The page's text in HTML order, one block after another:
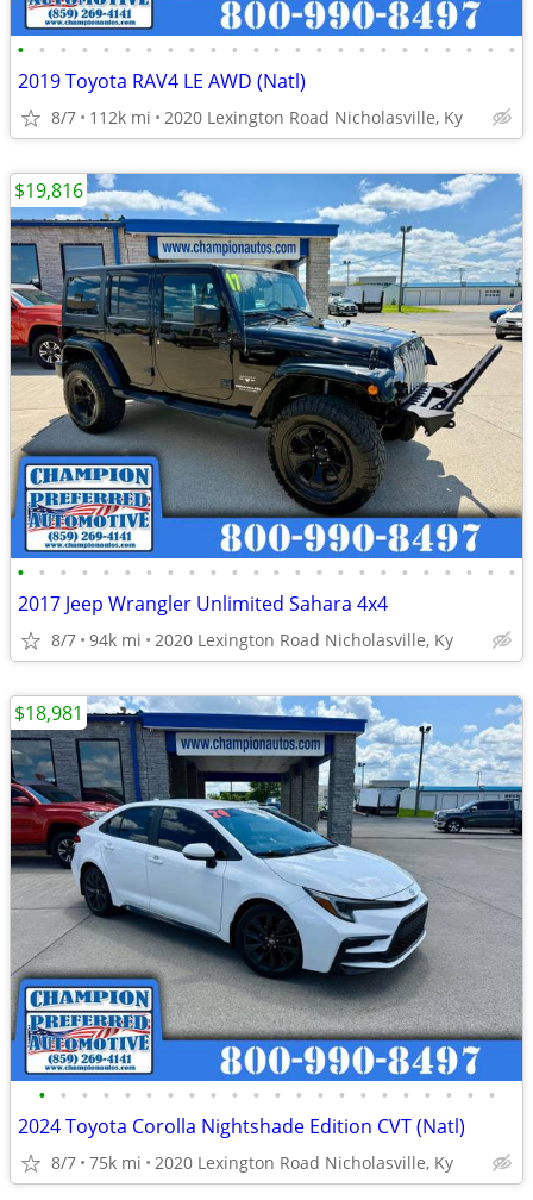
• • • • • • • • • • • • • • • • • • • • • • • •
2019 Toyota RAV4 LE AWD (Natl)
8/7 112k mi 2020 Lexington Road Nicholasville, Ky
• • • • • • • • • • • • • • • • • • • • • • • •
2017 Jeep Wrangler Unlimited Sahara 4x4
8/7 94k mi 2020 Lexington Road Nicholasville, Ky
$19,816
• • • • • • • • • • • • • • • • • • • • • •
2024 Toyota Corolla Nightshade Edition CVT (Natl)
8/7 75k mi 2020 Lexington Road Nicholasville, Ky
$18,981